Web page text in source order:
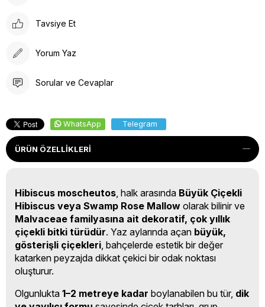
Tavsiye Et
Yorum Yaz
Sorular ve Cevaplar
WhatsApp Telegram
ÜRÜN ÖZELLIKLERI
Hibiscus moscheutos , halk arasında Büyük Çiçekli
Hibiscus veya Swamp Rose Mallow olarak bilinir ve
Malvaceae familyasına ait dekoratif, çok yıllık
çiçekli bitki türüdür. Yaz aylarında açan büyük,
gösterişli çiçekleri , bahçelerde estetik bir değer
katarken peyzajda dikkat çekici bir odak noktası
oluşturur.
Olgunlukta 1–2 metreye kadar boylanabilen bu tür, dik